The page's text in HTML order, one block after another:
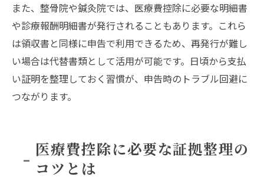
また、整骨院や鍼灸院では、医療費控除に必要な明細書
や診療報酬明細書が発行されることもあります。これら
は領収書と同様に申告で利用できるため、再発行が難し
い場合は代替書類として活用が可能です。日頃から支払
い証明を整理しておく習慣が、申告時のトラブル回避に
つながります。
医療費控除に必要な証拠整理の
コツとは